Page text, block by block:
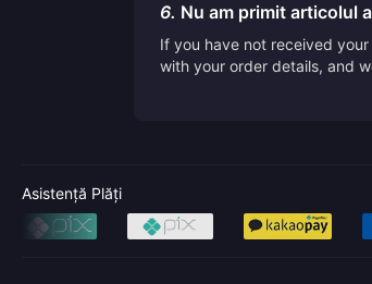
6. Nu am primit articolul
If you have not received
with your order details, and
Asistență Plăți